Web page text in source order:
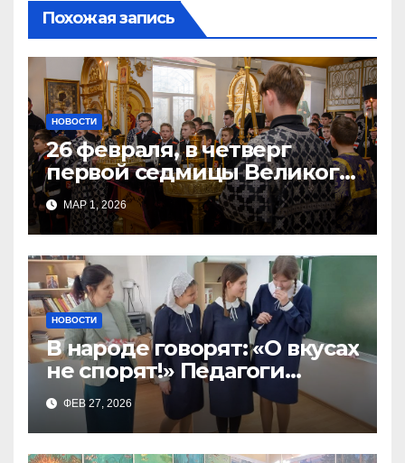
Похожая запись
НОВОСТИ
26 февраля, в четверг
первой седмицы Великого
Поста, в Свято-Никольском
храме состоялось Великое
МАР 1, 2026
НОВОСТИ
В народе говорят: «О вкусах
не спорят!» Педагоги
поварского отделения
Тимченко О.О.
ФЕВ 27, 2026